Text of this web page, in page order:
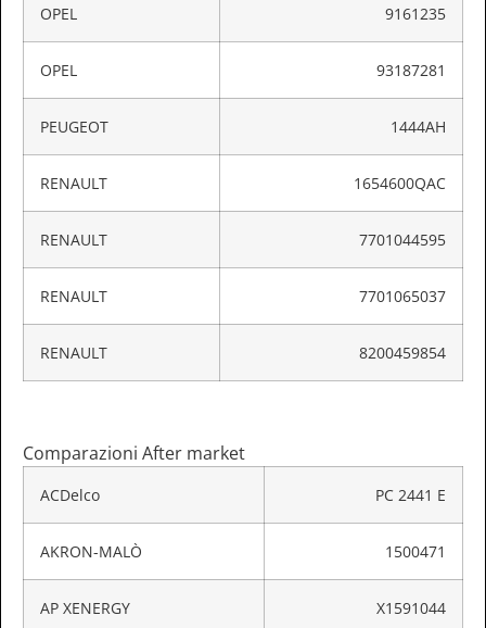
OPEL 9161235
OPEL 93187281
PEUGEOT 1444AH
RENAULT 1654600QAC
RENAULT 7701044595
RENAULT 7701065037
RENAULT 8200459854
Comparazioni After market
ACDelco PC 2441 E
AKRON-MALÒ 1500471
AP XENERGY X1591044